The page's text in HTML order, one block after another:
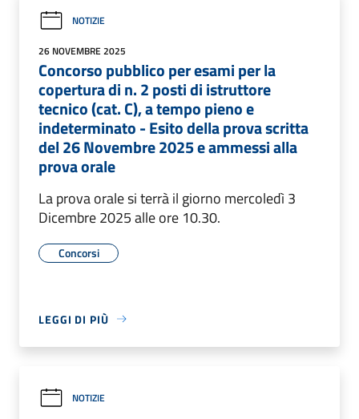
NOTIZIE
26 NOVEMBRE 2025
Concorso pubblico per esami per la
copertura di n. 2 posti di istruttore
tecnico (cat. C), a tempo pieno e
indeterminato - Esito della prova scritta
del 26 Novembre 2025 e ammessi alla
prova orale
La prova orale si terrà il giorno mercoledì 3
Dicembre 2025 alle ore 10.30.
Concorsi
LEGGI DI PIÙ
NOTIZIE